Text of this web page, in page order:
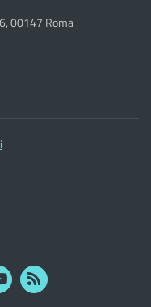
00147 Roma
YouTubeRSS